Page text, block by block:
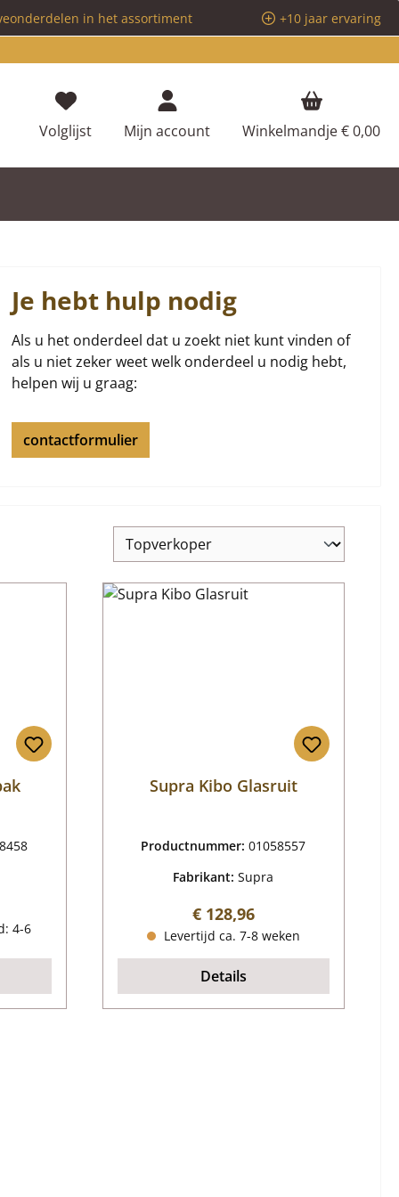
in het assortiment
+10 jaar ervaring
VolglijstJe hebt 0 items op je verlanglijstje
Mijn account Winkelmandje€ 0,00
Je hebt hulp nodig
Als u het onderdeel dat u zoekt niet kunt vinden of
als u niet zeker weet welk onderdeel u nodig hebt,
helpen wij u graag:
contactformulier
4-6
Supra Kibo Glasruit
Productnummer:01058557
Fabrikant:Supra
Normale prijs:
€ 128,96
Levertijd ca. 7-8 weken
Details